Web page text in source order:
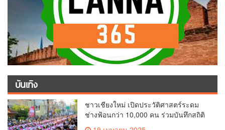
บันเทิง
ชาวเชียงใหม่ เปิดประวัติศาสตร์ระดม
ช่างฟ้อนกว่า 10,000 คน ร่วมบันทึกสถิติ
โลก Guinness World Records สำเร็จ